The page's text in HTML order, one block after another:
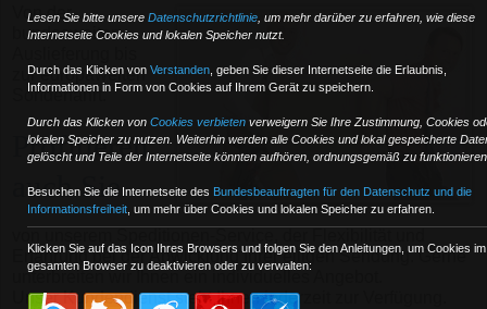
Von der
bundesweiten
zur europaweiten
Sonderfahrt.
Profitieren
auch Sie...
Erfahrung bei der Abwicklung Ihrer eiligen Sendung. Gerne
unterbreiten wir Ihnen ein individuelles Angebot.
Unser Kundendienst steht Ihnen jederzeit zur Verfügung.
Lesen Sie bitte unsere Datenschutzrichtlinie, um mehr darüber zu erfahren, wie diese
Internetseite Cookies und lokalen Speicher nutzt.
Durch das Klicken von Verstanden, geben Sie dieser Internetseite die Erlaubnis,
Informationen in Form von Cookies auf Ihrem Gerät zu speichern.
Durch das Klicken von Cookies verbieten verweigern Sie Ihre Zustimmung, Cookies
lokalen Speicher zu nutzen. Weiterhin werden alle Cookies und lokal gespeicherte
gelöscht und Teile der Internetseite könnten aufhören, ordnungsgemäß zu
Besuchen Sie die Internetseite des Bundesbeauftragten für den Datenschutz und die
Informationsfreiheit, um mehr über Cookies und lokalen Speicher zu erfahren.
Klicken Sie auf das Icon Ihres Browsers und folgen Sie den Anleitungen, um Cookies im
gesamten Browser zu deaktivieren oder zu verwalten: